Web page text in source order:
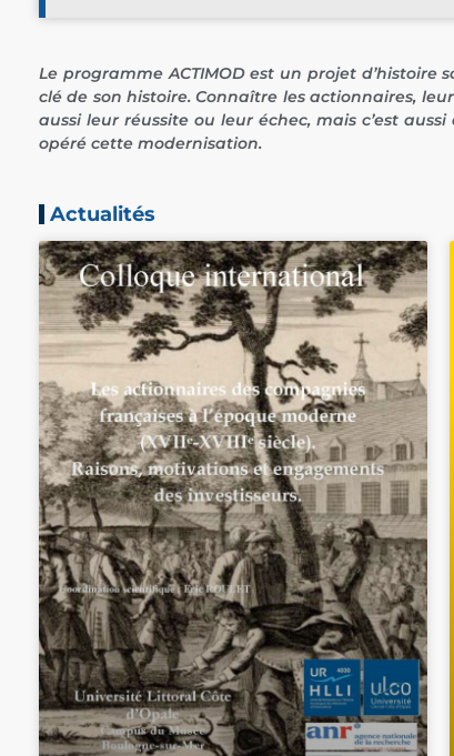
Le programme ACTIMOD est un projet
clé de son histoire. Connaître les actionnaires,
aussi leur réussite ou leur échec, mais c’est
opéré cette modernisation.
Actualités